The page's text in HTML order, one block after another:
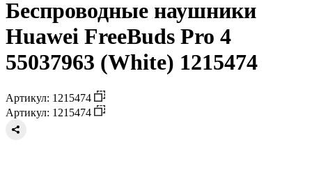
Беспроводные наушники
Huawei FreeBuds Pro 4
55037963 (White) 1215474
Артикул: 1215474
Артикул: 1215474